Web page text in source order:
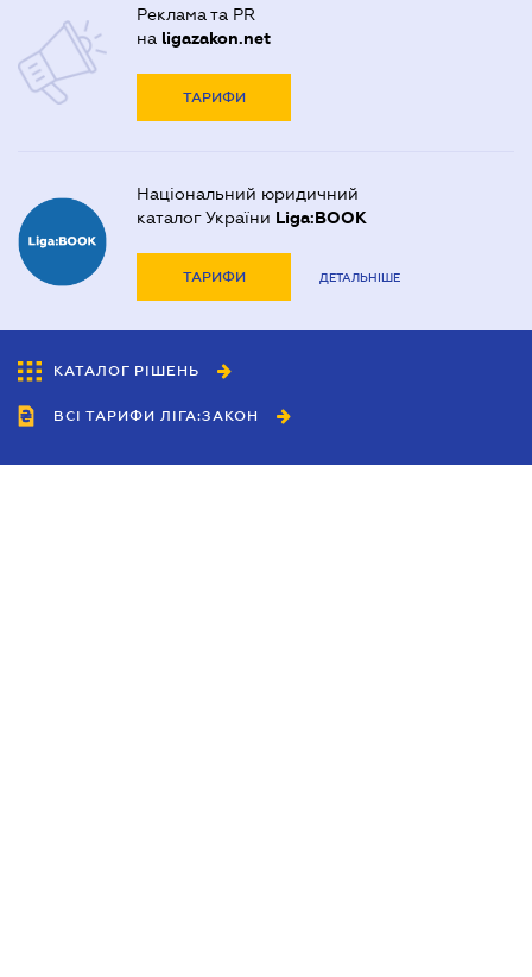
Реклама та PR
на ligazakon.net
ТАРИФИ
Національний юридичний
каталог України Liga:BOOK
ТАРИФИ ДЕТАЛЬНІШЕ
КАТАЛОГ РІШЕНЬ
ВСІ ТАРИФИ ЛІГА:ЗАКОН